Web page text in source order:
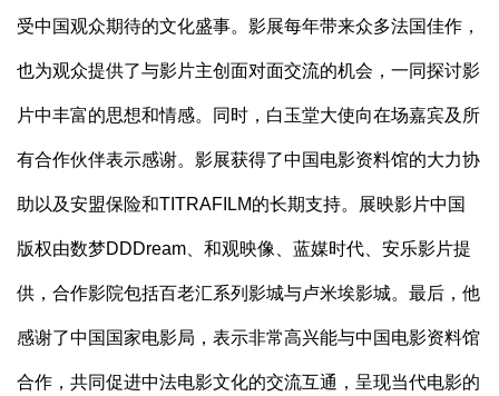
受中国观众期待的文化盛事。影展每年带来众多法国佳作，
也为观众提供了与影片主创面对面交流的机会，一同探讨影
片中丰富的思想和情感。同时，白玉堂大使向在场嘉宾及所
有合作伙伴表示感谢。影展获得了中国电影资料馆的大力协
助以及安盟保险和TITRAFILM的长期支持。展映影片中国
版权由数梦DDDream、和观映像、蓝媒时代、安乐影片提
供，合作影院包括百老汇系列影城与卢米埃影城。最后，他
感谢了中国国家电影局，表示非常高兴能与中国电影资料馆
合作，共同促进中法电影文化的交流互通，呈现当代电影的